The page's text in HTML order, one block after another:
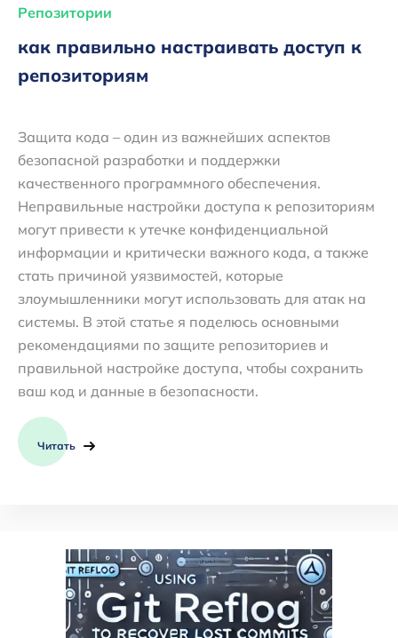
Репозитории
как правильно настраивать доступ к
репозиториям
Защита кода – один из важнейших аспектов
безопасной разработки и поддержки
качественного программного обеспечения.
Неправильные настройки доступа к репозиториям
могут привести к утечке конфиденциальной
информации и критически важного кода, а также
стать причиной уязвимостей, которые
злоумышленники могут использовать для атак на
системы. В этой статье я поделюсь основными
рекомендациями по защите репозиториев и
правильной настройке доступа, чтобы сохранить
ваш код и данные в безопасности.
Читать